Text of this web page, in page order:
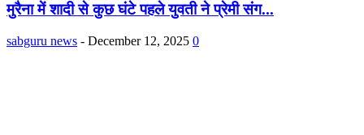
मुरैना में शादी से कुछ घंटे पहले युवती ने प्रेमी संग...
sabguru news - December 12, 2025 0